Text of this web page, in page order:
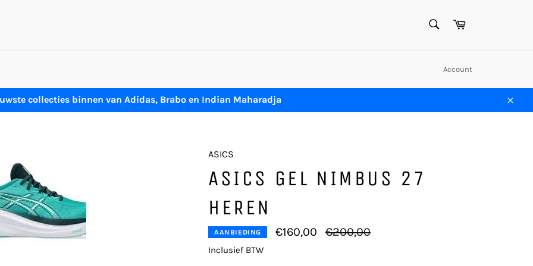
Winkelwagen
Account
collecties binnen van Adidas, Brabo en Indian Maharadja
ASICS
ASICS GEL NIMBUS 27
HEREN
AANBIEDING €160,00
Normale
prijs
€200,00
Inclusief BTW